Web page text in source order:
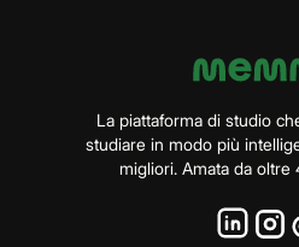
La piattaforma di studio
studiare in modo più
migliori. Amata da